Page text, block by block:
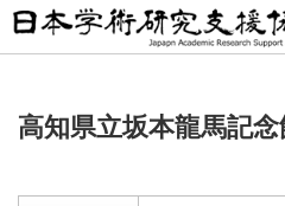
高知県立坂本龍馬記念